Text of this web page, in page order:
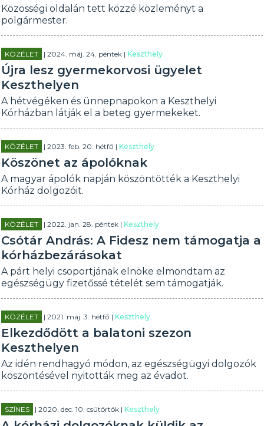
Közösségi oldalán tett közzé közleményt a
polgármester.
KÖZÉLET | 2024. máj. 24. péntek |Keszthely
Újra lesz gyermekorvosi ügyelet
Keszthelyen
A hétvégéken és ünnepnapokon a Keszthelyi
Kórházban látják el a beteg gyermekeket.
KÖZÉLET | 2023. feb. 20. hétfő |Keszthely
Köszönet az ápolóknak
A magyar ápolók napján köszöntötték a Keszthelyi
Kórház dolgozóit.
KÖZÉLET | 2022. jan. 28. péntek |Keszthely
Csótár András: A Fidesz nem támogatja a
kórházbezárásokat
A párt helyi csoportjának elnöke elmondtam az
egészségügy fizetőssé tételét sem támogatják.
KÖZÉLET | 2021. máj. 3. hétfő |Keszthely
Elkezdődött a balatoni szezon
Keszthelyen
Az idén rendhagyó módon, az egészségügyi dolgozók
köszöntésével nyitották meg az évadot.
SZÍNES | 2020. dec. 10. csütörtök |Keszthely